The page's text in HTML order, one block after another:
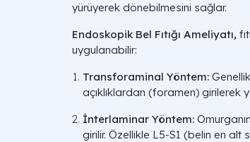
yürüyerek dönebilmesini sağlar.
Endoskopik Bel Fıtığı Ameliyatı,
uygulanabilir:
Transforaminal Yöntem:
açıklıklardan (foramen) girilerek
İnterlaminar Yöntem:
girilir. Özellikle L5-S1 (belin en alt